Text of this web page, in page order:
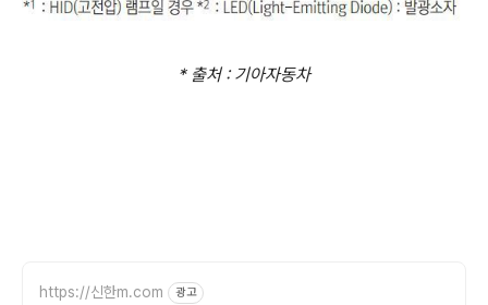
* 출처 : 기아자동차
https://신한m.com 광고